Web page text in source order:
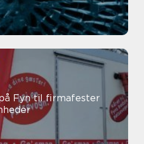
Fyn til firmafester